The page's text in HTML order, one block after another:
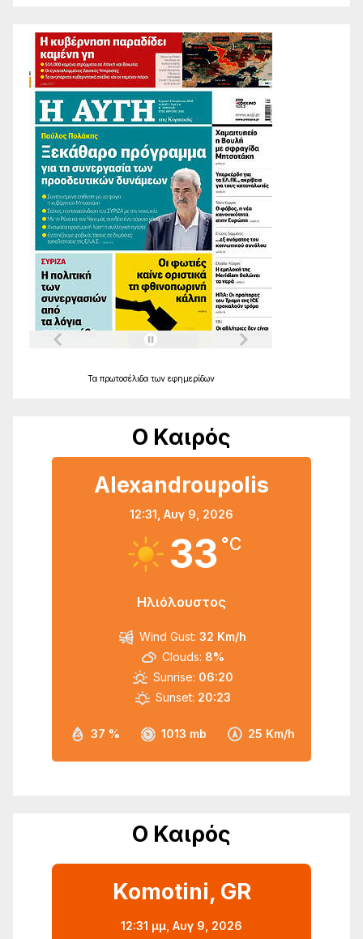
Τα πρωτοσέλιδα των εφημερίδων
Ο Καιρός
Alexandroupolis
12:31, Αυγ 9, 2026
33 °C
Ηλιόλουστος
37 % 1013 mb 25 Km/h
Wind Gust: 32 Km/h
Clouds: 8%
Sunrise: 06:20
Sunset: 20:23
Ο Καιρός
Komotini, GR
12:31 μμ, Αυγ 9, 2026